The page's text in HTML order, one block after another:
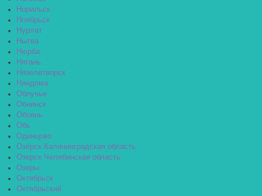
Норильск
Ноябрьск
Нурлат
Нытва
Нюрба
Нягань
Нязелетворск
Няндома
Облучье
Обнинск
Обоянь
Обь
Одинцово
Озёрск Калининградская область
Озерск Челябинская область
Озеры
Октябрьск
Октябрьский